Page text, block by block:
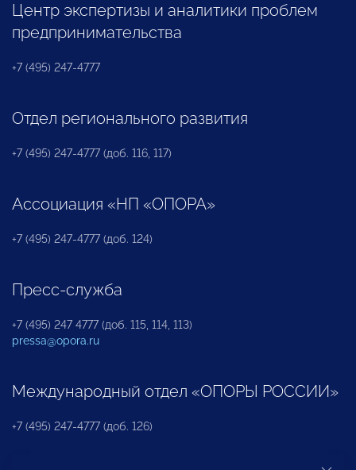
Центр экспертизы и аналитики проблем
предпринимательства
+7 (495) 247-4777
Отдел регионального развития
+7 (495) 247-4777 (доб. 116, 117)
Ассоциация «НП «ОПОРА»
+7 (495) 247-4777 (доб. 124)
Пресс-служба
+7 (495) 247 4777 (доб. 115, 114, 113)
pressa@opora.ru
Международный отдел «ОПОРЫ РОССИИ»
+7 (495) 247-4777 (доб. 126)